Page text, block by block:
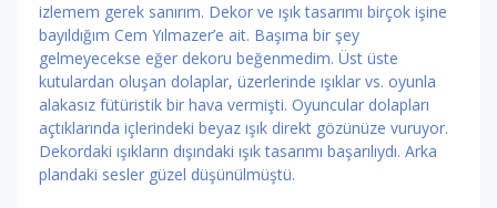
izlemem gerek sanırım. Dekor ve ışık tasarımı birçok işine
bayıldığım Cem Yılmazer’e ait. Başıma bir şey
gelmeyecekse eğer dekoru beğenmedim. Üst üste
kutulardan oluşan dolaplar, üzerlerinde ışıklar vs. oyunla
alakasız fütüristik bir hava vermişti. Oyuncular dolapları
açtıklarında içlerindeki beyaz ışık direkt gözünüze vuruyor.
Dekordaki ışıkların dışındaki ışık tasarımı başarılıydı. Arka
plandaki sesler güzel düşünülmüştü.